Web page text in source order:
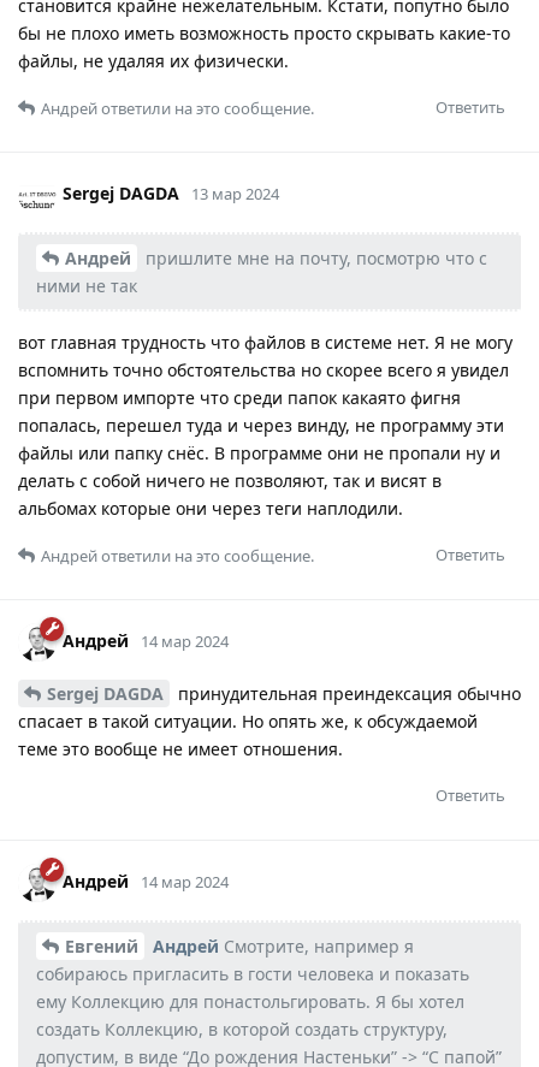
становится крайне нежелательным. Кстати, попутно было
бы не плохо иметь возможность просто скрывать какие-то
файлы, не удаляя их физически.
Ответить
Андрейответили на это сообщение.
Sergej DAGDA 13 мар 2024
Андрей
пришлите мне на почту, посмотрю что с
ними не так
вот главная трудность что файлов в системе нет. Я не могу
вспомнить точно обстоятельства но скорее всего я увидел
при первом импорте что среди папок какаято фигня
попалась, перешел туда и через винду, не программу эти
файлы или папку снёс. В программе они не пропали ну и
делать с собой ничего не позволяют, так и висят в
альбомах которые они через теги наплодили.
Ответить
Андрейответили на это сообщение.
Андрей 14 мар 2024
Sergej DAGDA
принудительная преиндексация обычно
спасает в такой ситуации. Но опять же, к обсуждаемой
теме это вообще не имеет отношения.
Ответить
Андрей 14 мар 2024
Евгений Андрей Смотрите, например я
собираюсь пригласить в гости человека и показать
ему Коллекцию для понастольгировать. Я бы хотел
создать Коллекцию, в которой создать структуру,
допустим, в виде “До рождения Настеньки” -> “С папой”